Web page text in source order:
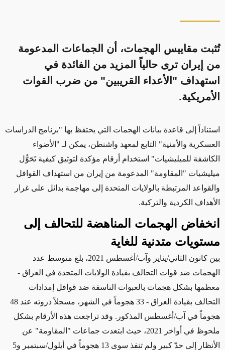
تُثبت مقاييس الهجمات، أن الجماعات المدعومة
من إيران ترى حالياً المزيد من الفائدة في
استهداف "الأعداء القريبين" من ضرب القوات
الأمريكية.
استناداً إلى قاعدة بيانات الهجمات التي يحتفظ بها "برنامج الدراسات
العسكرية والأمنية" التابع لمعهد واشنطن، يمكن لـ "الأضواء
الكاشفة للميليشيات" استخدام أرقام مؤكدة لتوثيق كيفيةتَحَوُّل
ميليشيات "المقاومة" المدعومة من إيران من استهداف القوافل
والقواعد المرتبطة بالولايات المتحدة إلى مهاجمة بدائل على غرار
الأهداف الكردية والتركية.
انخفاض الهجمات المناهضة للتحالف إلى
مستويات متدنية للغاية
بين كانون الثاني/يناير وآب/أغسطس 2021، بلغ متوسط عدد
الهجمات ضد قوات التحالف بقيادة الولايات المتحدة في العراق -
معظمها بشكل هجمات بالعبوات الناسفة ضد قوافل إمدادات
التحالف بقيادة العراق -
33 هجوماً في الشهر، مسجلاً ذروته عند 48
هجوماً في آب/أغسطس المذكور . وقد تراجعت هذه الأرقام بشكل
ملحوظ في أواخر 2021، حيث ابتعدت جماعات "المقاومة" عن
الأنظار إلى حدّ كبير ولم تنفذ سوى 13 هجوماً في أيلول/سبتمبر و5